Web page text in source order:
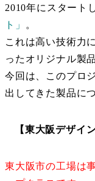
2010年にスタート
ト」
。
これは高い技術力
ったオリジナル製
今回は、このプロ
出してきた製品に
【東大阪デザイ
東大阪市の工場は